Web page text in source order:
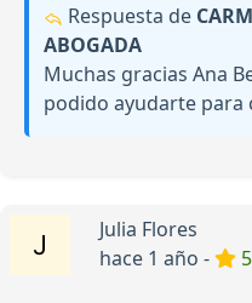
Respuesta de
ABOGADA
Muchas gracias Ana
podido ayudarte para
Julia Flores
hace 1 año -